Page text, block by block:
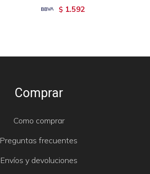
$ 1.592
Comprar
Como comprar
Preguntas frecuentes
Envíos y devoluciones